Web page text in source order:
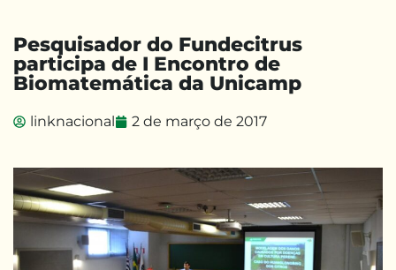
linknacional 2 de março de 2017
Pesquisador do Fundecitrus
participa de I Encontro de
Biomatemática da Unicamp